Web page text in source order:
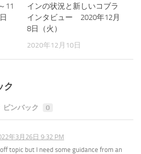
11
インの状況と新しいコブラ
インタビュー 2020年12月
8日（火）
2020年12月10日
ク
ピンバック 0
年3月26日 9:32 PM
topic but I need some guidance from an